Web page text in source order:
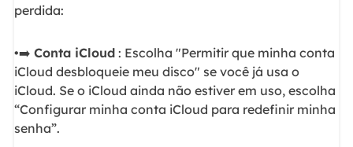
perdida:
•➡️ Conta iCloud: Escolha "Permitir que minha conta
iCloud desbloqueie meu disco" se você já usa o
iCloud. Se o iCloud ainda não estiver em uso, escolha
“Configurar minha conta iCloud para redefinir minha
senha”.